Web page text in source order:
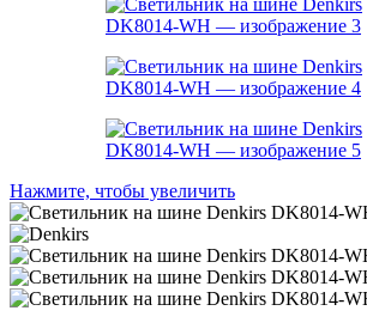
Нажмите, чтобы увеличить